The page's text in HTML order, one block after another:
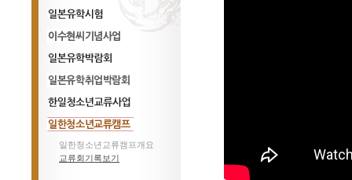
일어비디오콘테스트
일본유학시험
이수현씨기념사업
일본유학박람회
일본유학취업박람회
한일청소년교류사업
일한청소년교류캠프
일한청소년교류캠프개요
교류회기록보기